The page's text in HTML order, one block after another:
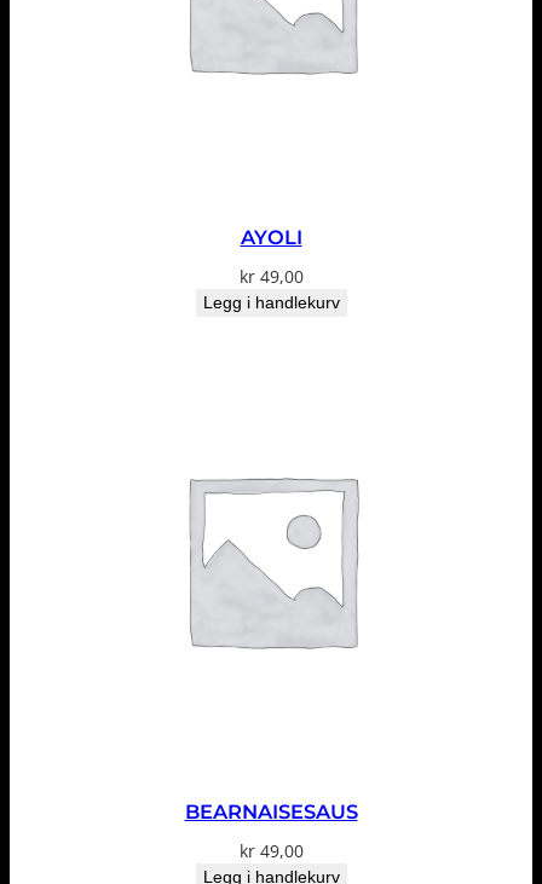
AYOLI
kr49,00
Legg i handlekurv
BEARNAISESAUS
kr49,00
Legg i handlekurv